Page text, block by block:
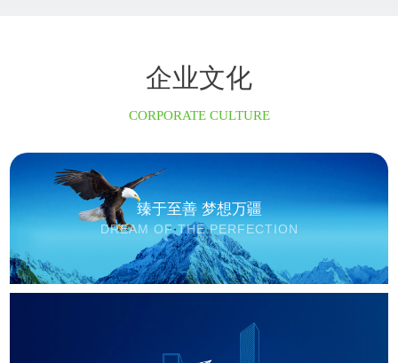
企业文化
CORPORATE CULTURE
臻于至善 梦想万疆
DREAM OF THE PERFECTION